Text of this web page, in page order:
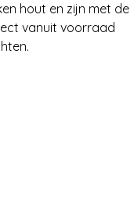
hout en zijn met de
vanuit voorraad